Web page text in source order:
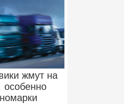
жмут на
особенно